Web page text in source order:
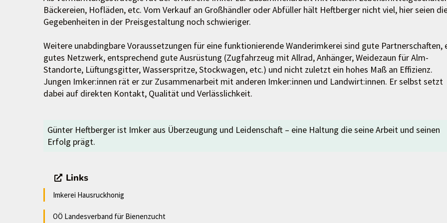
Bäckereien, Hofläden, etc. Vom Verkauf an Großhändler oder Abfüller hält Heftberger nicht viel, hier seien
Gegebenheiten in der Preisgestaltung noch schwieriger.
Weitere unabdingbare Voraussetzungen für eine funktionierende Wanderimkerei sind gute Partnerschaften,
gutes Netzwerk, entsprechend gute Ausrüstung (Zugfahrzeug mit Allrad, Anhänger, Weidezaun für Alm-
Standorte, Lüftungsgitter, Wasserspritze, Stockwagen, etc.) und nicht zuletzt ein hohes Maß an Effizienz.
Jungen Imker:innen rät er zur Zusammenarbeit mit anderen Imker:innen und Landwirt:innen. Er selbst setzt
dabei auf direkten Kontakt, Qualität und Verlässlichkeit.
Günter Heftberger ist Imker aus Überzeugung und Leidenschaft – eine Haltung die seine Arbeit und seinen
Erfolg prägt.
Links
Imkerei Hausruckhonig
OÖ Landesverband für Bienenzucht